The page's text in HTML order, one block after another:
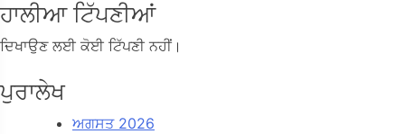
ਹਾਲੀਆ ਟਿੱਪਣੀਆਂ
ਦਿਖਾਉਣ ਲਈ ਕੋਈ ਟਿੱਪਣੀ ਨਹੀਂ।
ਪੁਰਾਲੇਖ
ਅਗਸਤ 2026